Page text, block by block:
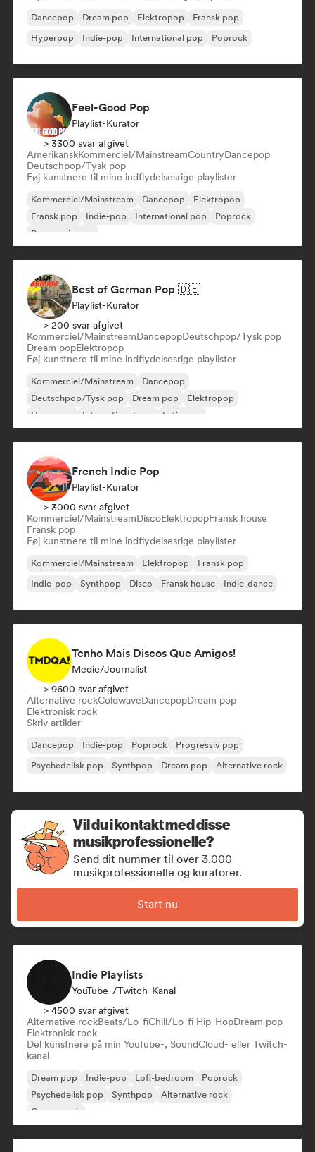
Dancepop Dream pop Elektropop
Fransk pop
Hyperpop
Indie-pop International pop Poprock
Feel-Good Pop
Playlist-Kurator
> 3300 svar afgivet
AmerikanskKommerciel/MainstreamCountryDancepop
Deutschpop/Tysk pop
Føj kunstnere til mine indflydelsesrige playlister
Kommerciel/Mainstream Dancepop
Elektropop
Fransk pop
Indie-pop International pop
Poprock
Progressiv pop
Best of German Pop 🇩🇪
Playlist-Kurator
> 200 svar afgivet
Kommerciel/MainstreamDancepopDeutschpop/Tysk pop
Dream popElektropop
Føj kunstnere til mine indflydelsesrige playlister
Kommerciel/Mainstream
Dancepop
Deutschpop/Tysk pop
Dream pop
Elektropop
Hyperpop
International pop Latin pop
French Indie Pop
Playlist-Kurator
> 3000 svar afgivet
Kommerciel/MainstreamDiscoElektropopFransk house
Fransk pop
Føj kunstnere til mine indflydelsesrige playlister
Kommerciel/Mainstream Elektropop
Fransk pop
Indie-pop
Synthpop Disco Fransk house Indie-dance
Tenho Mais Discos Que Amigos!
Medie/journalist
> 9600 svar afgivet
Alternative rockColdwaveDancepopDream pop
Elektronisk rock
Skriv artikler
Dancepop Indie-pop Poprock
Progressiv pop
Psychedelisk pop
Synthpop Dream pop Alternative rock
Vil du i kontakt med disse
musikprofessionelle?
Send dit nummer til over 3.000
musikprofessionelle og kuratorer.
Start nu
Indie Playlists
YouTube-/Twitch-Kanal
> 4500 svar afgivet
Alternative rockBeats/Lo-fiChill/Lo-fi Hip-HopDream pop
Elektronisk rock
Del kunstnere på min YouTube-, SoundCloud- eller Twitch-
kanal
Dream pop Indie-pop Lofi-bedroom
Poprock
Psychedelisk pop
Synthpop
Alternative rock
Garagerock